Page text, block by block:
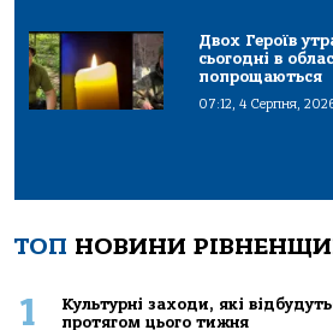
Двох Героїв
сьогодні в
попрощаються
07:12, 4 Серпня,
ТОП НОВИНИ
1
Культурні заходи, які
протягом цього тижня